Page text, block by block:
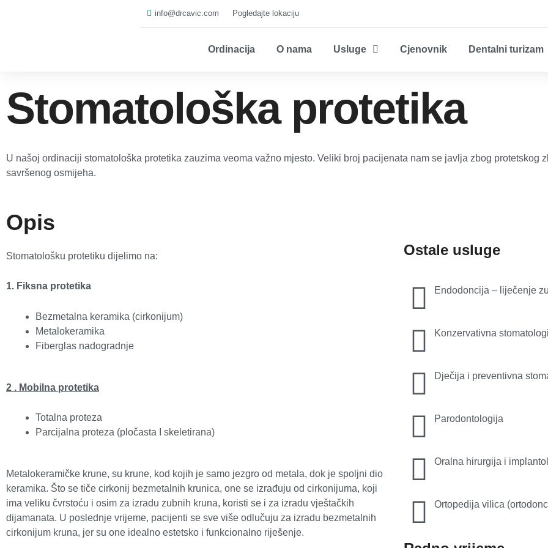
info@drcavic.com Pogledajte lokaciju
Ordinacija O nama Usluge Cjenovnik Dentalni turizam
Stomatološka protetika
U našoj ordinaciji stomatološka protetika zauzima veoma važno mjesto. Veliki broj pacijenata nam se javlja zbog protetskog
savršenog osmijeha.
Opis
Stomatološku protetiku dijelimo na:
1. Fiksna protetika
Bezmetalna keramika (cirkonijum)
Metalokeramika
Fiberglas nadogradnje
2 . Mobilna protetika
Totalna proteza
Parcijalna proteza (pločasta I skeletirana)
Metalokeramičke krune, su krune, kod kojih je samo jezgro od metala, dok je spoljni dio
keramika. Što se tiče cirkonij bezmetalnih krunica, one se izrađuju od cirkonijuma, koji
ima veliku čvrstoću i osim za izradu zubnih kruna, koristi se i za izradu vještačkih
dijamanata. U poslednje vrijeme, pacijenti se sve više odlučuju za izradu bezmetalnih
cirkonijum kruna, jer su one idealno estetsko i funkcionalno riješenje.
Ostale usluge
Endodoncija – liječenje
Konzervativna
Dječija i preventivna
Parodontologija
Oralna hirurgija i
Ortopedija vilica